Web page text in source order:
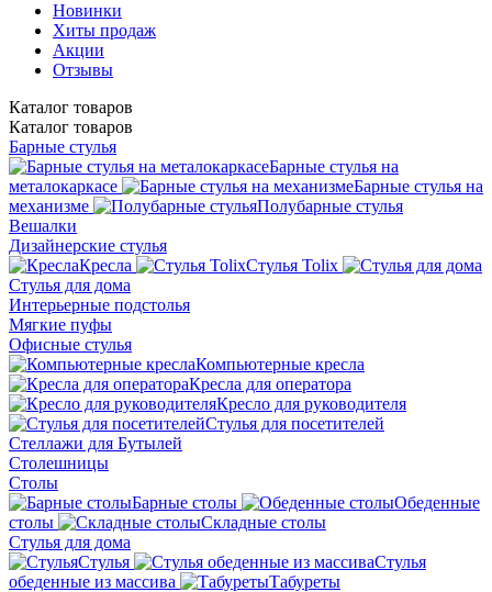
Новинки
Хиты продаж
Акции
Отзывы
Каталог товаров
Каталог товаров
Барные стулья
Барные стулья на
металокаркасе
Барные стулья на
механизме
Полубарные стулья
Вешалки
Дизайнерские стулья
Кресла
Стулья Tolix
Стулья для дома
Интерьерные подстолья
Мягкие пуфы
Офисные стулья
Компьютерные кресла
Кресла для оператора
Кресло для руководителя
Стулья для посетителей
Стеллажи для Бутылей
Столешницы
Столы
Барные столы
Обеденные
столы
Складные столы
Стулья для дома
Стулья
Стулья
обеденные из маcсива
Табуреты